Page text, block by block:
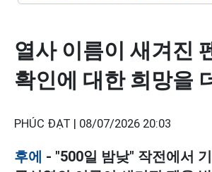
열사 이름이 새겨진
확인에 대한 희망을
PHÚC ĐẠT | 08/07/2026 20:03
후에 - "500일 밤낮" 작전에서